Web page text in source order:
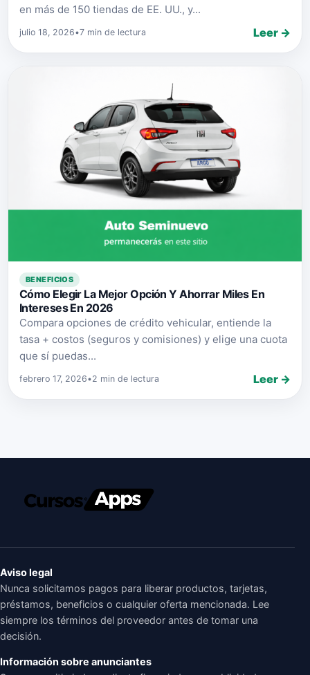
en más de 150 tiendas de EE. UU., y...
julio 18, 2026•7 min de lectura Leer →
BENEFICIOS
Cómo Elegir La Mejor Opción Y Ahorrar Miles En
Intereses En 2026
Compara opciones de crédito vehicular, entiende la
tasa + costos (seguros y comisiones) y elige una cuota
que sí puedas...
febrero 17, 2026•2 min de lectura Leer →
Aviso legal
Nunca solicitamos pagos para liberar productos, tarjetas,
préstamos, beneficios o cualquier oferta mencionada. Lee
siempre los términos del proveedor antes de tomar una
decisión.
Información sobre anunciantes